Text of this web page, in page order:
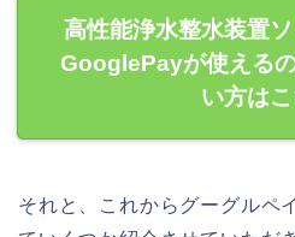
高性能浄水整水装置
GooglePayが使える
い方は
それと、これからグーグルペ